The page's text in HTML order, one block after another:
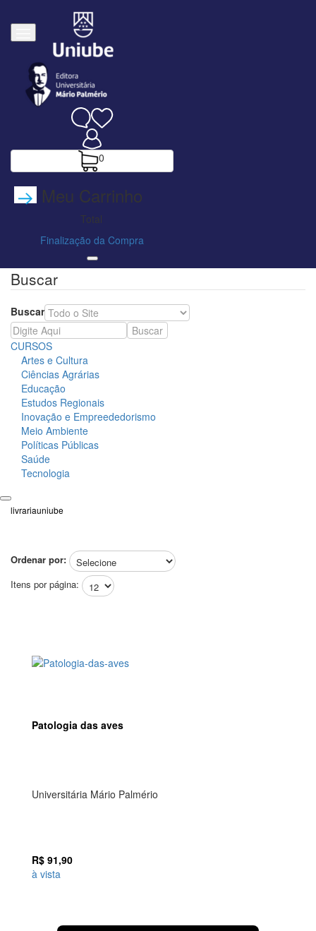
0
Meu Carrinho
Total
Finalização da Compra
Buscar
Buscar
CURSOS
Artes e Cultura
Ciências Agrárias
Educação
Estudos Regionais
Inovação e Empreededorismo
Meio Ambiente
Políticas Públicas
Saúde
Tecnologia
livrariauniube
Ordenar por:
Itens por página:
Patologia das aves
Universitária Mário Palmério
R$ 91,90
à vista